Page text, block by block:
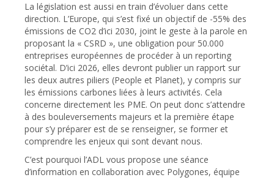
La législation est aussi en train d’évoluer dans cette
direction. L’Europe, qui s’est fixé un objectif de -55% des
émissions de CO2 d’ici 2030, joint le geste à la parole en
proposant la « CSRD », une obligation pour 50.000
entreprises européennes de procéder à un reporting
sociétal. D’ici 2026, elles devront publier un rapport sur
les deux autres piliers (People et Planet), y compris sur
les émissions carbones liées à leurs activités. Cela
concerne directement les PME. On peut donc s’attendre
à des bouleversements majeurs et la première étape
pour s’y préparer est de se renseigner, se former et
comprendre les enjeux qui sont devant nous.
C’est pourquoi l’ADL vous propose une séance
d’information en collaboration avec Polygones, équipe